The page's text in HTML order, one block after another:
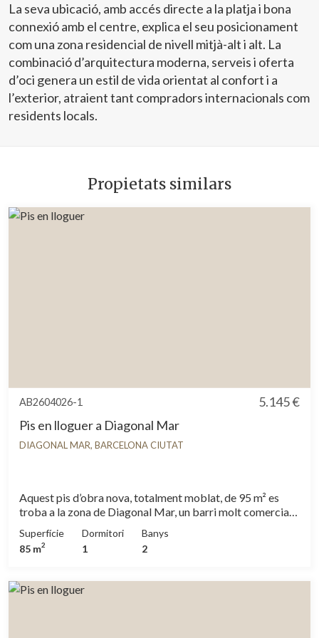
La seva ubicació, amb accés directe a la platja i bona
connexió amb el centre, explica el seu posicionament
com una zona residencial de nivell mitjà-alt i alt. La
combinació d’arquitectura moderna, serveis i oferta
d’oci genera un estil de vida orientat al confort i a
l’exterior, atraient tant compradors internacionals com
residents locals.
Propietats similars
AB2604026-1
5.145 €
Pis en lloguer a Diagonal Mar
DIAGONAL MAR, BARCELONA CIUTAT
Aquest pis d’obra nova, totalment moblat, de 95 m² es
troba a la zona de Diagonal Mar, un barri molt comercial,
envoltat de tota mena de serveis i amb diverses opcions
de transport públic a l’abast. A la zona de dia trobem un
equipada amb electrodomèstics de Miele. A continuació,
un gran finestral de vidre dona accés a una agradable
Superfície
85 m2
Dormitori
1
Banys
2